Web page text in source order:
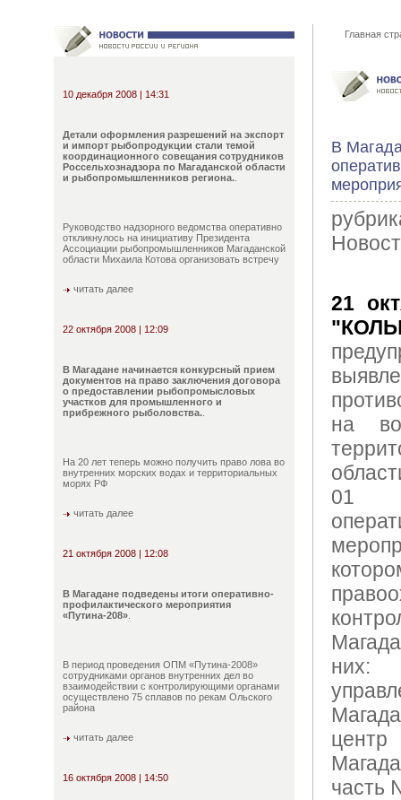
10 декабря 2008 | 14:31
Детали оформления разрешений на экспорт
и импорт рыбопродукции стали темой
координационного совещания сотрудников
Россельхознадзора по Магаданской области
и рыбопромышленников региона.
Руководство надзорного ведомства оперативно
откликнулось на инициативу Президента
Ассоциации рыбопромышленников Магаданской
области Михаила Котова организовать встречу
читать далее
22 октября 2008 | 12:09
В Магадане начинается конкурсный прием
документов на право заключения договора
о предоставлении рыбопромысловых
участков для промышленного и
прибрежного рыболовства.
На 20 лет теперь можно получить право лова во
внутренних морских водах и территориальных
морях РФ
читать далее
21 октября 2008 | 12:08
В Магадане подведены итоги оперативно-
профилактического мероприятия
«Путина-208»
В период проведения ОПМ «Путина-2008»
сотрудниками органов внутренних дел во
взаимодействии с контролирующими органами
осуществлено 75 сплавов по рекам Ольского
района
читать далее
16 октября 2008 | 14:50
Главная
В
21
на
01
них:
часть